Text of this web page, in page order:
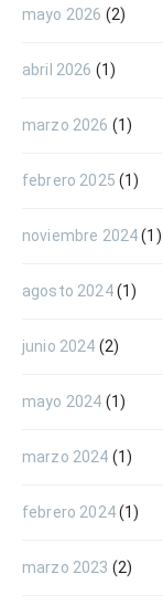
mayo 2026 (2)
abril 2026 (1)
marzo 2026 (1)
febrero 2025 (1)
noviembre 2024(1)
agosto 2024(1)
junio 2024 (2)
mayo 2024 (1)
marzo 2024 (1)
febrero 2024(1)
marzo 2023 (2)